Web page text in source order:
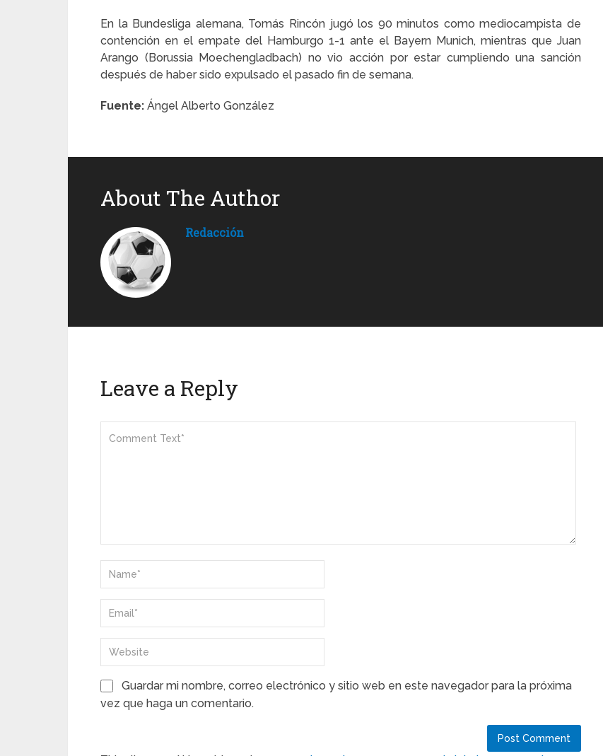
En la Bundesliga alemana, Tomás Rincón jugó los 90 minutos como mediocampista de
contención en el empate del Hamburgo 1-1 ante el Bayern Munich, mientras que Juan
Arango (Borussia Moechengladbach) no vio acción por estar cumpliendo una sanción
después de haber sido expulsado el pasado fin de semana.
Fuente: Ángel Alberto González
About The Author
Redacción
Leave a Reply
Guardar mi nombre, correo electrónico y sitio web en este navegador para la próxima
vez que haga un comentario.